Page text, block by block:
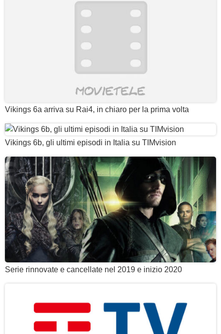
Vikings 6a arriva su Rai4, in chiaro per la prima volta
Vikings 6b, gli ultimi episodi in Italia su TIMvision
Serie rinnovate e cancellate nel 2019 e inizio 2020